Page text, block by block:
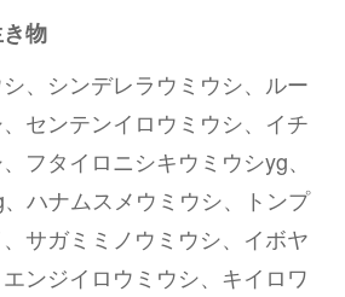
物
、シンデレラウミウシ、ルー
センテンイロウミウシ、イチ
フタイロニシキウミウシyg、
ハナムスメウミウシ、トンプ
サガミミノウミウシ、イボヤ
ンジイロウミウシ、キイロワ